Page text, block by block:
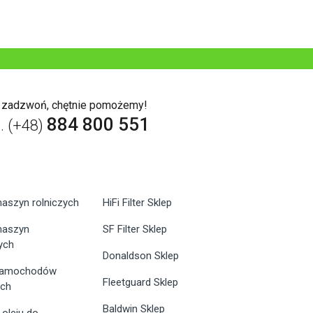
zadzwoń, chętnie pomożemy!
(+48) 884 800 551
rolniczych HiFi Filter Sklep
SF Filter Sklep
Donaldson Sklep
Fleetguard Sklep
Baldwin Sklep